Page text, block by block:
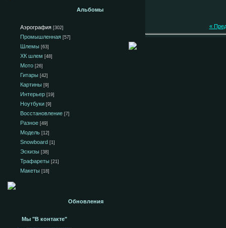
Альбомы
Аэрография [302]
Промышленная [57]
Шлемы [63]
ХК шлем [48]
Мото [26]
Гитары [42]
Картины [9]
Интерьер [19]
Ноутбуки [9]
Восстановление [7]
Разное [49]
Модель [12]
Snowboard [1]
Эскизы [38]
Трафареты [21]
Макеты [18]
Обновления
Мы "В контакте"
«